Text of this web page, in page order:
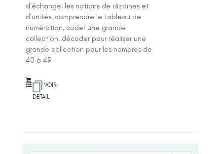
d’échange, les notions de dizaines et
d’unités, comprendre le tableau de
numération, coder une grande
collection, décoder pour réaliser une
grande collection pour les nombres de
40 à 49
VOIR
DETAIL